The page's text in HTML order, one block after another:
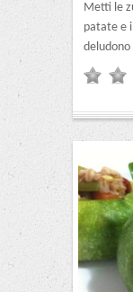
Metti le
patate e